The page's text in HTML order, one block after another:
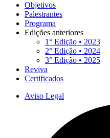
Objetivos
Palestrantes
Programa
Edições anteriores
1° Edição • 2023
2° Edição • 2024
3° Edição • 2025
Reviva
Certificados
Aviso Legal